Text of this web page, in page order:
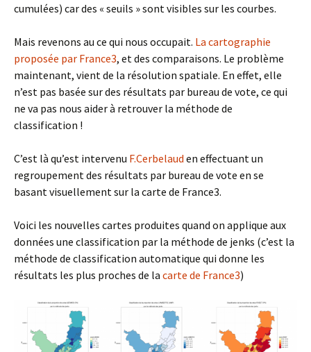
cumulées) car des « seuils » sont visibles sur les courbes.
Mais revenons au ce qui nous occupait. La cartographie
proposée par France3, et des comparaisons. Le problème
maintenant, vient de la résolution spatiale. En effet, elle
n’est pas basée sur des résultats par bureau de vote, ce qui
ne va pas nous aider à retrouver la méthode de
classification !
C’est là qu’est intervenu F.Cerbelaud en effectuant un
regroupement des résultats par bureau de vote en se
basant visuellement sur la carte de France3.
Voici les nouvelles cartes produites quand on applique aux
données une classification par la méthode de jenks (c’est la
méthode de classification automatique qui donne les
résultats les plus proches de la carte de France3)